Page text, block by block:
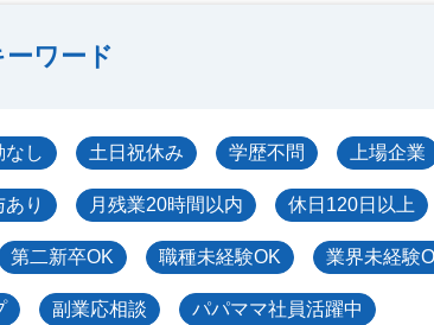
ーワード
なし 土日祝休み 学歴不問 上場企業
あり 月残業20時間以内 休日120日以上
第二新卒OK 職種未経験OK 業界未経験
副業応相談 パパママ社員活躍中